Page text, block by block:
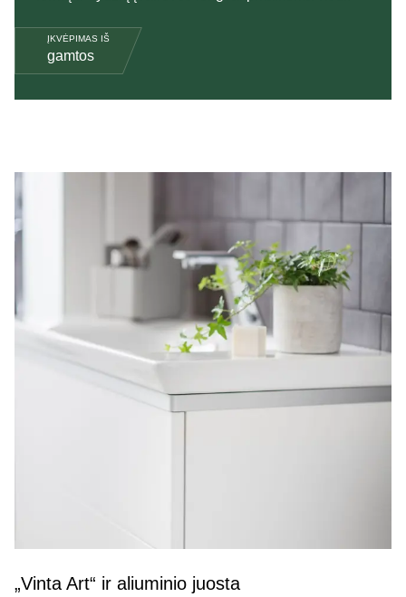
ĮKVĖPIMAS IŠ
gamtos
„Vinta Art“ ir aliuminio juosta